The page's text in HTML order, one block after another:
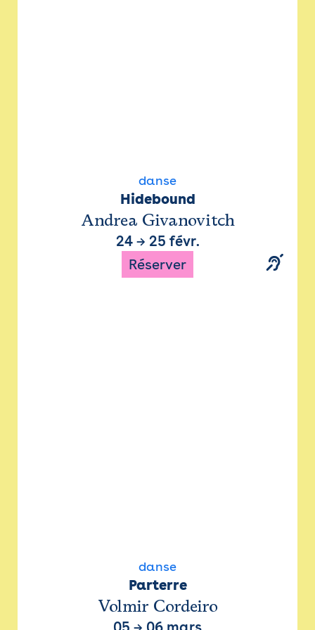
danse
Hidebound
Andrea Givanovitch
24→ 25 févr.
Réserver
danse
Parterre
Volmir Cordeiro